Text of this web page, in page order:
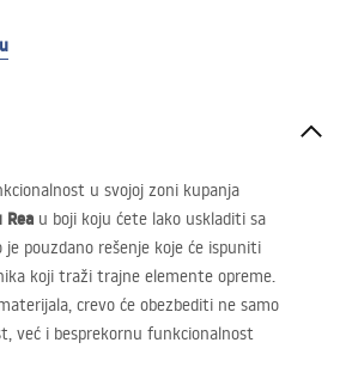
u svojoj zoni kupanja
u boji koju ćete lako uskladiti sa
pouzdano rešenje koje će ispuniti
koji traži trajne elemente opreme.
crevo će obezbediti ne samo
već i besprekornu funkcionalnost